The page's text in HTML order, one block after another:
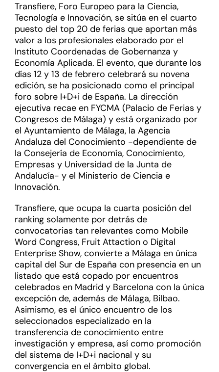
Transfiere, Foro Europeo para la Ciencia,
Tecnología e Innovación, se sitúa en el cuarto
puesto del top 20 de ferias que aportan más
valor a los profesionales elaborado por el
Instituto Coordenadas de Gobernanza y
Economía Aplicada. El evento, que durante los
días 12 y 13 de febrero celebrará su novena
edición, se ha posicionado como el principal
foro sobre I+D+i de España. La dirección
ejecutiva recae en FYCMA (Palacio de Ferias y
Congresos de Málaga) y está organizado por
el Ayuntamiento de Málaga, la Agencia
Andaluza del Conocimiento -dependiente de
la Consejería de Economía, Conocimiento,
Empresas y Universidad de la Junta de
Andalucía- y el Ministerio de Ciencia e
Innovación.
Transfiere, que ocupa la cuarta posición del
ranking solamente por detrás de
convocatorias tan relevantes como Mobile
Word Congress, Fruit Attaction o Digital
Enterprise Show, convierte a Málaga en única
capital del Sur de España con presencia en un
listado que está copado por encuentros
celebrados en Madrid y Barcelona con la única
excepción de, además de Málaga, Bilbao.
Asimismo, es el único encuentro de los
seleccionados especializado en la
transferencia de conocimiento entre
investigación y empresa, así como promoción
del sistema de I+D+i nacional y su
convergencia en el ámbito global.